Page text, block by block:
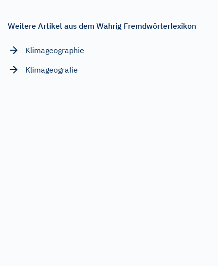
Weitere Artikel aus dem Wahrig Fremdwörterlexikon
Klimageographie
Klimageografie